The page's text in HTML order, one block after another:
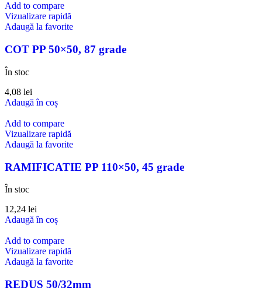
Add to compare
Vizualizare rapidă
Adaugă la favorite
COT PP 50×50, 87 grade
În stoc
4,08 lei
Adaugă în coș
Add to compare
Vizualizare rapidă
Adaugă la favorite
RAMIFICATIE PP 110×50, 45 grade
În stoc
12,24 lei
Adaugă în coș
Add to compare
Vizualizare rapidă
Adaugă la favorite
REDUS 50/32mm